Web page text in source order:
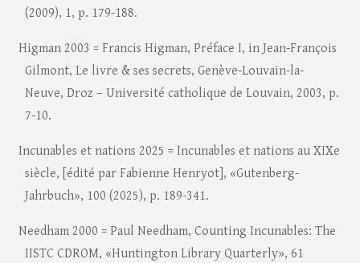
(2009), 1, p. 179-188.
Higman 2003 = Francis Higman, Préface I, in Jean-François
Gilmont, Le livre & ses secrets, Genève-Louvain-la-
Neuve, Droz – Université catholique de Louvain, 2003, p.
7-10.
Incunables et nations 2025 = Incunables et nations au XIXe
siècle, [édité par Fabienne Henryot], «Gutenberg-
Jahrbuch», 100 (2025), p. 189-341.
Needham 2000 = Paul Needham, Counting Incunables: The
IISTC CDROM, «Huntington Library Quarterly», 61